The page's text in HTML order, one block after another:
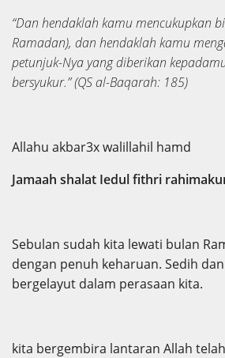
“Dan hendaklah kamu mencukupkan
Ramadan), dan hendaklah kamu
petunjuk-Nya yang diberikan
bersyukur.”(QS al-Baqarah: 185)
Allahu akbar3x walillahil hamd
Jamaah shalat Iedul fithri
Sebulan sudah kita lewati bulan
dengan penuh keharuan. Sedih
bergelayut dalam perasaan kita.
kita bergembira lantaran Allah